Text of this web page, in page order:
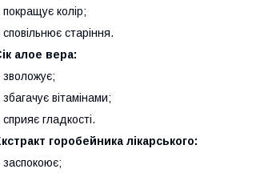
покращує колір;
сповільнює старіння.
алое вера:
зволожує;
збагачує вітамінами;
сприяє гладкості.
горобейника лікарського:
заспокоює;